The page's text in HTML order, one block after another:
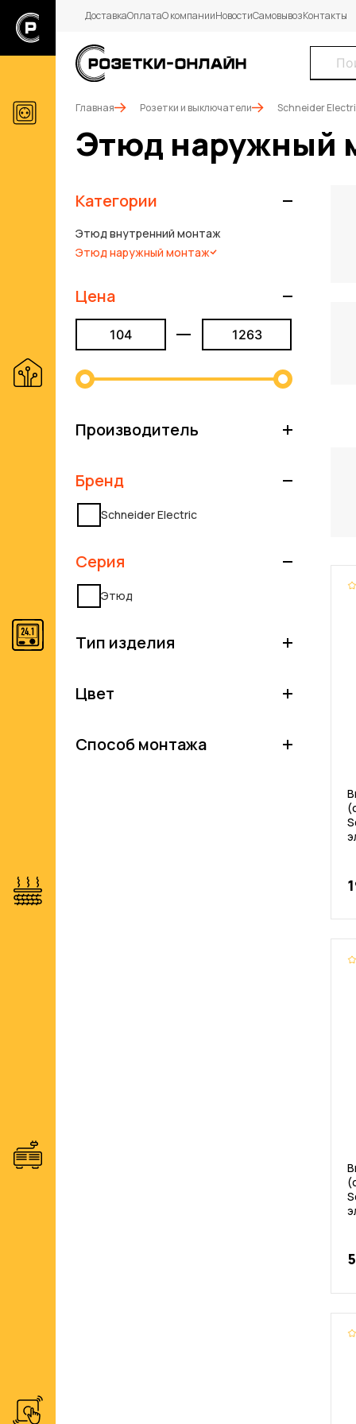
ДоставкаОплатаО компанииНовостиСамовывозКонтакты
Главная Розетки и выключатели Schneider
Этюд наружный
Категории
Этюд внутренний монтаж
Этюд наружный монтаж
Цена
Производитель
Бренд
Schneider Electric
Серия
Этюд
Тип изделия
Цвет
Способ монтажа